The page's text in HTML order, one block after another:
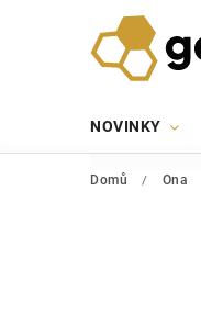
NOVINKY
Domů / Ona